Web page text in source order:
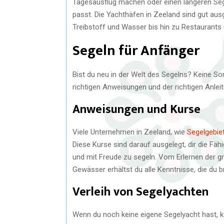
passt. Die Yachthäfen in Zeeland sind gut
Treibstoff und Wasser bis hin zu Restaurants
Segeln für Anfänger
Bist du neu in der Welt des Segelns? Keine
richtigen Anweisungen und der richtigen
Anweisungen und Kurse
Viele Unternehmen in Zeeland, wie
Diese Kurse sind darauf ausgelegt, dir die
und mit Freude zu segeln. Vom Erlernen der
Gewässer erhältst du alle Kenntnisse, die du
Verleih von Segelyachten
Wenn du noch keine eigene Segelyacht